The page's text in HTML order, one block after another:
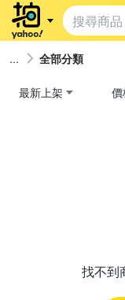
全部分類
最新上架
找不到